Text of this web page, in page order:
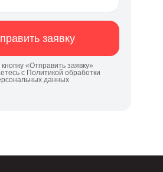
заявку
«Отправить заявку»
с Политикой обработки
данных